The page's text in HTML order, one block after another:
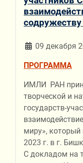
09 декабря
ПРОГРАММА
ИМЛИ РАН
творческой и
государств-
миру», который
2023 г. в г.
С докладом на